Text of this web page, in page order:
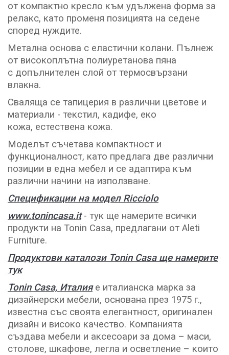
от компактно кресло към удължена форма за
релакс, като променя позицията на седене
според нуждите.
Метална основа с еластични колани. Пълнеж
от високоплътна полиуретанова пяна
с допълнителен слой от термосвързани
влакна.
Сваляща се тапицерия в различни цветове и
материали - текстил, кадифе, еко
кожа, естествена кожа.
Моделът съчетава компактност и
функционалност, като предлага две различни
позиции в една мебел и се адаптира към
различни начини на използване.
Спецификации на модел Ricciolo
www.tonincasa.it- тук ще намерите всички
продукти на Tonin Casa, предлагани от Aleti
Furniture.
Продуктови каталози Tonin Casa ще намерите
тук
Tonin Casa, Италияе италианска марка за
дизайнерски мебели, основана през 1975 г.,
известна със своята елегантност, оригинален
дизайн и високо качество. Компанията
създава мебели и аксесоари за дома – маси,
столове, шкафове, легла и осветление – които